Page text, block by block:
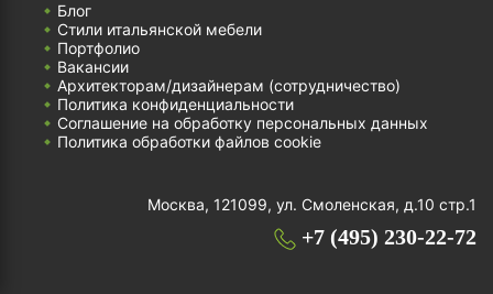
Блог
Стили итальянской мебели
Портфолио
Вакансии
Архитекторам/дизайнерам (cотрудничество)
Политика конфиденциальности
Соглашение на обработку персональных данных
Политика обработки файлов cookie
Москва, 121099, ул. Смоленская, д.10 стр.1
+7 (495) 230-22-72